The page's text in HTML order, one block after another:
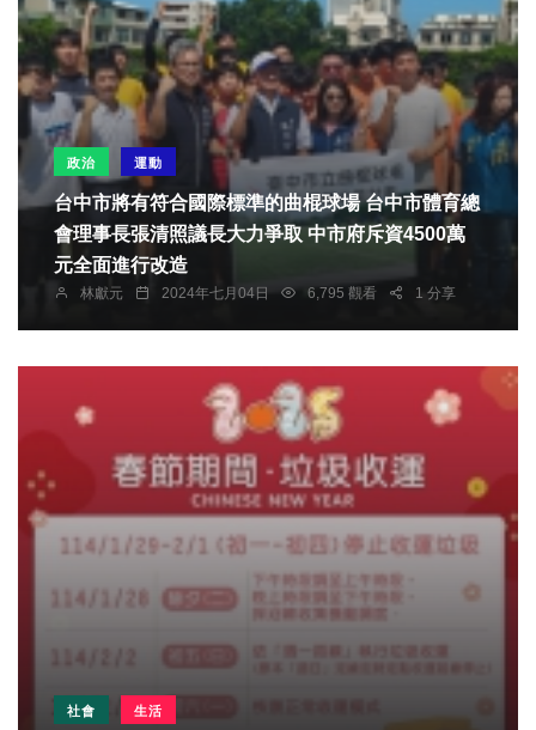
政治 運動
台中市將有符合國際標準的曲棍球場 台中市體育總
會理事長張清照議長大力爭取 中市府斥資4500萬
元全面進行改造
林獻元 2024年七月04日 6,795 觀看 1 分享
社會 生活